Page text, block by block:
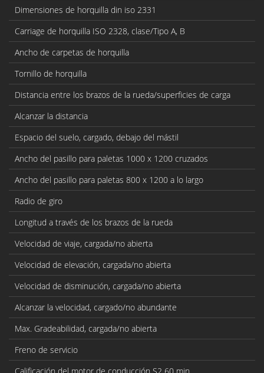
Dimensiones de horquilla din iso 2331
Carriage de horquilla ISO 2328, clase/Tipo A, B
Ancho de carpetas de horquilla
Tornillo de horquilla
Distancia entre los brazos de la rueda/superficies de carga
Alcanzar la distancia
Espacio del suelo, cargado, debajo del mástil
Ancho del pasillo para paletas 1000 x 1200 cruzados
Ancho del pasillo para paletas 800 x 1200 a lo largo
Radio de giro
Longitud a través de los brazos de la rueda
Velocidad de viaje, cargada/no abierta
Velocidad de elevación, cargada/no abierta
Velocidad de disminución, cargada/no abierta
Alcanzar la velocidad, cargado/no abundante
Max. Gradeabilidad, cargada/no abierta
Freno de servicio
Calificación del motor de conducción S2 60 min